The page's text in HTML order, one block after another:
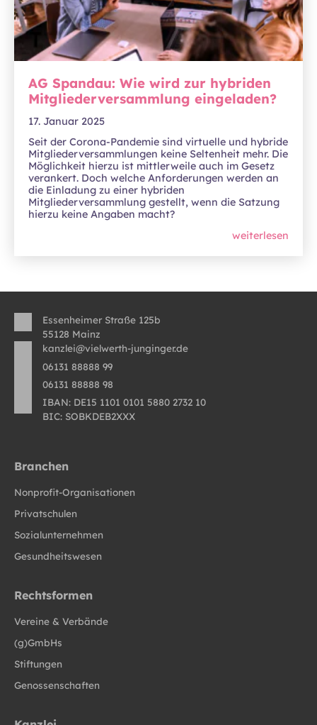
AG Spandau: Wie wird zur hybriden
Mitgliederversammlung eingeladen?
17. Januar 2025
Seit der Corona-Pandemie sind virtuelle und hybride
Mitgliederversammlungen keine Seltenheit mehr. Die
Möglichkeit hierzu ist mittlerweile auch im Gesetz
verankert. Doch welche Anforderungen werden an
die Einladung zu einer hybriden
Mitgliederversammlung gestellt, wenn die Satzung
hierzu keine Angaben macht?
weiterlesen
Branchen
Nonprofit-Organisationen
Privatschulen
Sozialunternehmen
Gesundheitswesen
Rechtsformen
Vereine & Verbände
(g)GmbHs
Stiftungen
Genossenschaften
Essenheimer Straße 125b
55128 Mainz
kanzlei@vielwerth-junginger.de
06131 88888 99
06131 88888 98
IBAN: DE15 1101 0101 5880 2732 10
BIC: SOBKDEB2XXX